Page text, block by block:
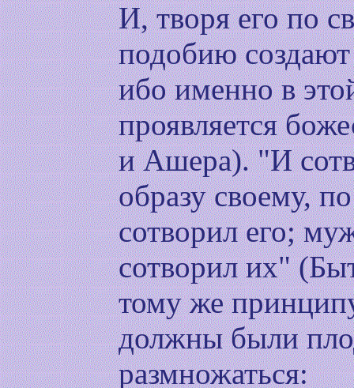
И, творя его по
подобию
ибо именно в
проявляется
и Ашера). "И
образу своему,
сотворил его;
сотворил их"
тому же
должны были
размножаться: